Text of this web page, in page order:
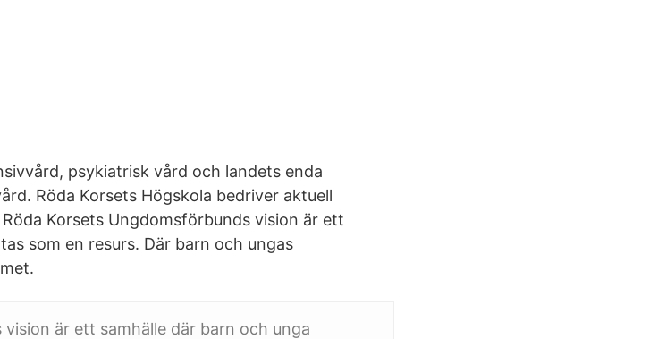
psykiatrisk vård och landets enda
Röda Korsets Högskola bedriver aktuell
Korsets Ungdomsförbunds vision är ett
som en resurs. Där barn och ungas
är ett samhälle där barn och unga